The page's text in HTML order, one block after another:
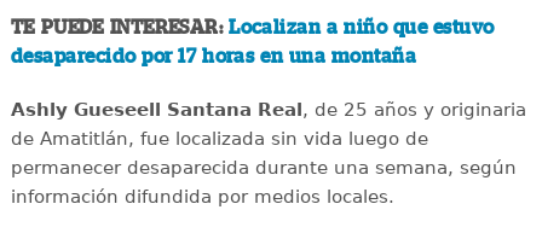
TE PUEDE INTERESAR:Localizan a niño que estuvo
desaparecido por 17 horas en una montaña
Ashly Gueseell Santana Real, de 25 años y originaria
de Amatitlán, fue localizada sin vida luego de
permanecer desaparecida durante una semana, según
información difundida por medios locales.